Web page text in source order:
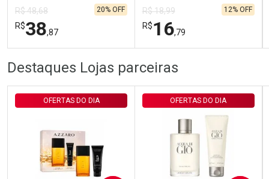
R$ 48,68
R$38,87
20% OFF
FECHAR
Laboratório
FECHAR
Por Menos
R$ 18,99
R$16,79
12% OFF
Por Menos
Destaques Lojas parceiras
OFERTAS DO DIA OFERTAS DO DIA